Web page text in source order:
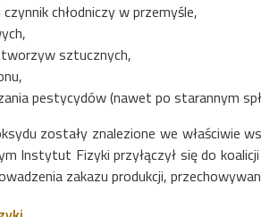
chłodniczy w przemyśle,
sztucznych,
pestycydów (nawet po starannym
zostały znalezione we właściwie
Instytut Fizyki przyłączył się do
zakazu produkcji,